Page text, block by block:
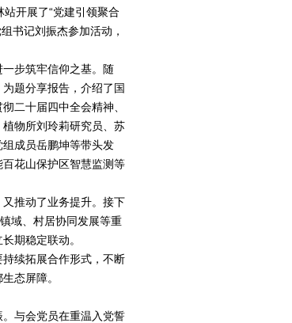
开展了“党建引领聚合
书记刘振杰参加活动，
步筑牢信仰之基。随
题分享报告，介绍了国
二十届四中全会精神、
物所刘玲莉研究员、苏
成员岳鹏坤等带头发
花山保护区智慧监测等
推动了业务提升。接下
域、村居协同发展等重
期稳定联动。
续拓展合作形式，不断
态屏障。
与会党员在重温入党誓